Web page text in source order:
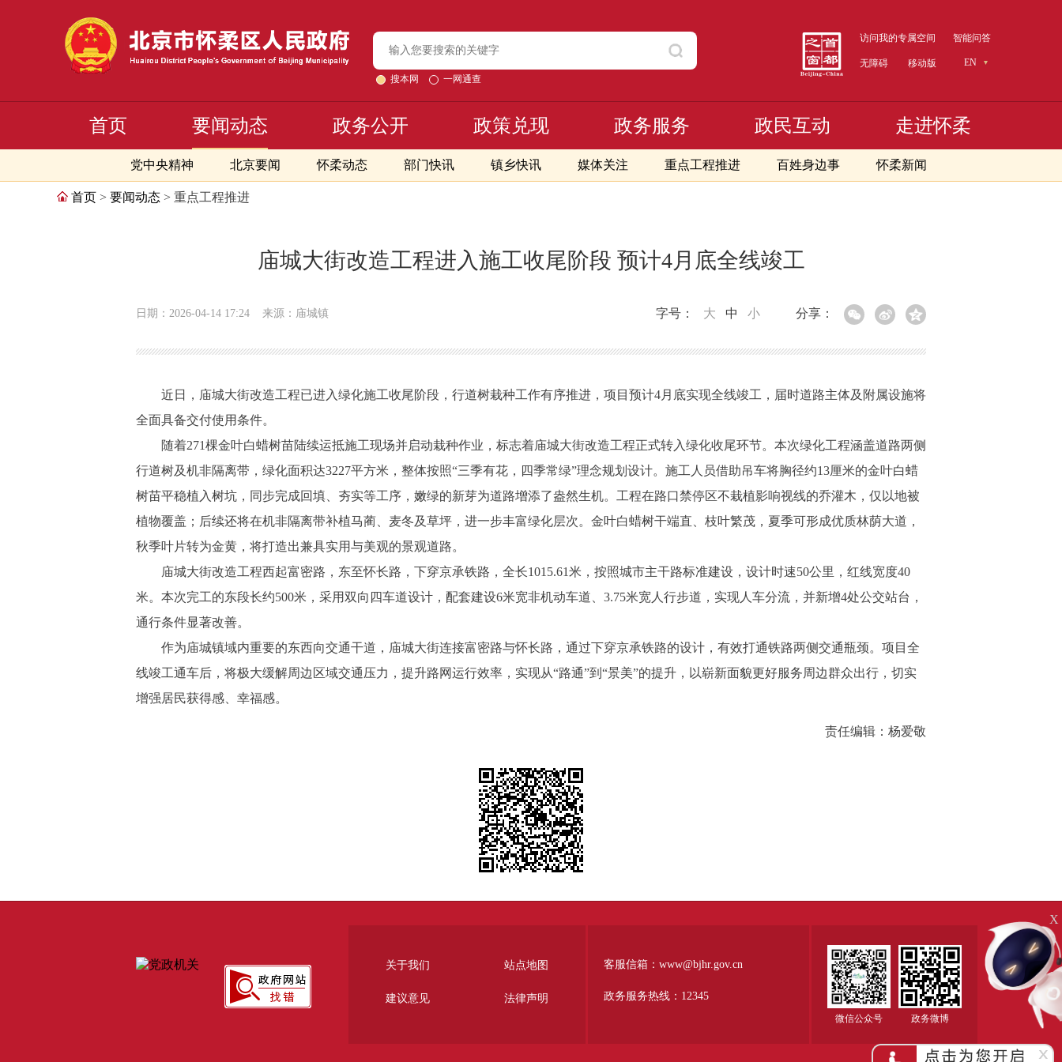
搜本网 一网通查
访问我的专属空间 智能问答
无障碍 移动版 EN
首页 要闻动态
党中央精神 北京要闻 怀柔动态 部门快讯 镇乡快讯 媒体关注 重点工程推进 百姓身边事 怀柔新闻
政务公开 政策兑现 政务服务 政民互动 走进怀柔
首页 > 要闻动态 > 重点工程推进
庙城大街改造工程进入施工收尾阶段 预计4月底全线竣工
日期：2026-04-14 17:24 来源：庙城镇 分享：
字号： 大 中 小
近日，庙城大街改造工程已进入绿化施工收尾阶段，行道树栽种工作有序推进，项目预计4月底实现全线竣工，届时道路主体及附属设施将
全面具备交付使用条件。
随着271棵金叶白蜡树苗陆续运抵施工现场并启动栽种作业，标志着庙城大街改造工程正式转入绿化收尾环节。本次绿化工程涵盖道路两侧
行道树及机非隔离带，绿化面积达3227平方米，整体按照“三季有花，四季常绿”理念规划设计。施工人员借助吊车将胸径约13厘米的金叶白蜡
树苗平稳植入树坑，同步完成回填、夯实等工序，嫩绿的新芽为道路增添了盎然生机。工程在路口禁停区不栽植影响视线的乔灌木，仅以地被
植物覆盖；后续还将在机非隔离带补植马蔺、麦冬及草坪，进一步丰富绿化层次。金叶白蜡树干端直、枝叶繁茂，夏季可形成优质林荫大道，
秋季叶片转为金黄，将打造出兼具实用与美观的景观道路。
庙城大街改造工程西起富密路，东至怀长路，下穿京承铁路，全长1015.61米，按照城市主干路标准建设，设计时速50公里，红线宽度40
米。本次完工的东段长约500米，采用双向四车道设计，配套建设6米宽非机动车道、3.75米宽人行步道，实现人车分流，并新增4处公交站台，
通行条件显著改善。
作为庙城镇域内重要的东西向交通干道，庙城大街连接富密路与怀长路，通过下穿京承铁路的设计，有效打通铁路两侧交通瓶颈。项目全
线竣工通车后，将极大缓解周边区域交通压力，提升路网运行效率，实现从“路通”到“景美”的提升，以崭新面貌更好服务周边群众出行，切实
增强居民获得感、幸福感。
责任编辑：杨爱敬
关于我们 站点地图
建议意见 法律声明
客服信箱：www@bjhr.gov.cn
政务服务热线：12345
微信公众号 政务微博
X